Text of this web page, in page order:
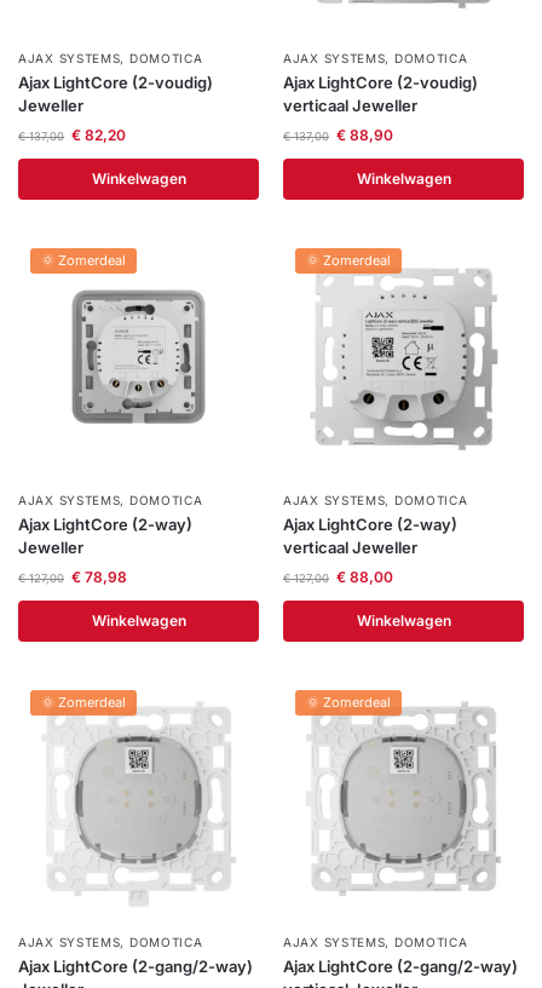
AJAX SYSTEMS, DOMOTICA
Ajax LightCore (2-voudig)
Jeweller
€137,00 €82,20
Winkelwagen
AJAX SYSTEMS, DOMOTICA
Ajax LightCore (2-voudig)
verticaal Jeweller
€137,00 €88,90
Winkelwagen
🌞 Zomerdeal
AJAX SYSTEMS, DOMOTICA
Ajax LightCore (2-way)
Jeweller
€127,00 €78,98
Winkelwagen
🌞 Zomerdeal
AJAX SYSTEMS, DOMOTICA
Ajax LightCore (2-way)
verticaal Jeweller
€127,00 €88,00
Winkelwagen
🌞 Zomerdeal
AJAX SYSTEMS, DOMOTICA
Ajax LightCore (2-gang/2-way)
🌞 Zomerdeal
AJAX SYSTEMS, DOMOTICA
Ajax LightCore (2-gang/2-way)